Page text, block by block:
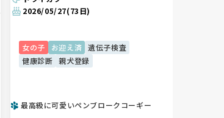
2026/05/27(73日)
女の子 お迎え済
遺伝子検査
健康診断
親犬登録
最高級に可愛いペンブロークコーギー